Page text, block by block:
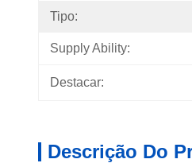
Tipo:
Supply Ability:
Destacar:
Descrição Do